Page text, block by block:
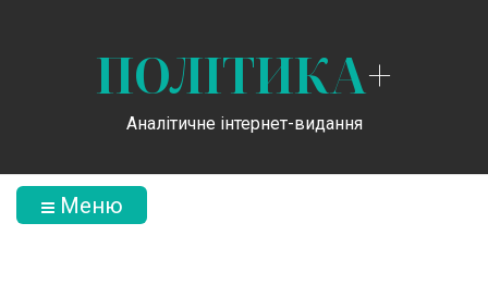
ПОЛІТИКА+
Аналітичне інтернет-видання
Меню